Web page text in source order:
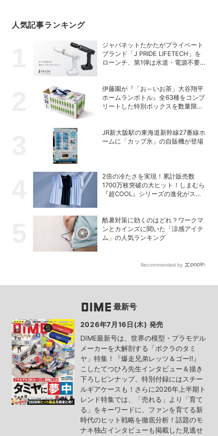
人気記事ランキング
ジャパネットたかたがプライベート
ブランド「J PRIDE LIFETECH」を
ローンチ、第1弾は水道・電源不要
伊藤園が『「お～いお茶」大谷翔平
ホームランボトル』全63種をコンプ
リートした特別ボックスを数量限定
JR新大阪駅の東海道新幹線27番線ホ
ームに「カップ氷」の自販機が登場
2倍の冷たさを実現！累計販売数
1700万枚突破の大ヒット！しまむら
『超COOL』シリーズの進化がスゴ
酷暑対策に効くのはどれ？ワークマ
ンとカインズに聞いた「涼感アイテ
ム」の人気ランキング
Recommended by
最新号
2026年7月16日(木) 発売
DIME最新号は、世界の模型・プラモデル
メーカーを大解剖する「ボクラのタミ
ヤ」特集！『爆走兄弟レッツ＆ゴー!!』
こしたてつひろ先生インタビュー＆描き
下ろしピンナップ、特別付録にはスチー
ルギアケースも！さらに2026年上半期ト
レンド特集では、「売れる」より「育て
る」をキーワードに、ファンを育てる新
時代のヒット戦略を徹底分析！話題のモ
ナキ独占インタビューも掲載した見逃せ